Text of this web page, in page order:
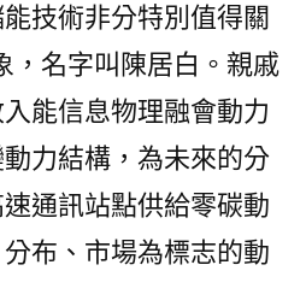
技術非分特別值得關
，名字叫陳居白。親戚
能信息物理融會動力
力結構，為未來的分
通訊站點供給零碳動
布、市場為標志的動